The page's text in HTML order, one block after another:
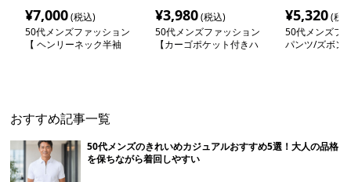
¥7,000(税込)
50代メンズファッション
【 ヘンリーネック半袖
¥3,980(税込)
50代メンズファッション
【カーゴポケット付きハ
¥5,320(税
50代メンズフ
パンツ/ズボ
おすすめ記事一覧
50代メンズのきれいめカジュアルおすすめ5選！大人の品格
を保ちながら着回しやすい